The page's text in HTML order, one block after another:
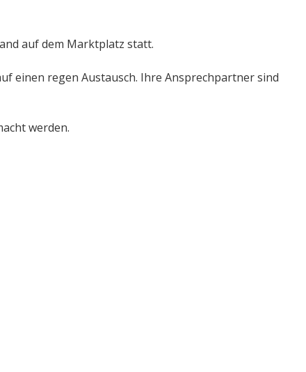
auf dem Marktplatz statt.
einen regen Austausch. Ihre Ansprechpartner sind
werden.